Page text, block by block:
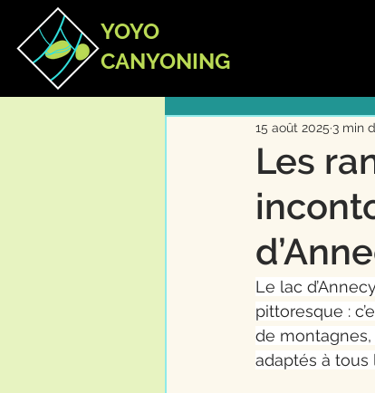
YOYO
CANYONING
Les
15 août 2025 3 min
Le lac
pittoresque :
de
adaptés à tous